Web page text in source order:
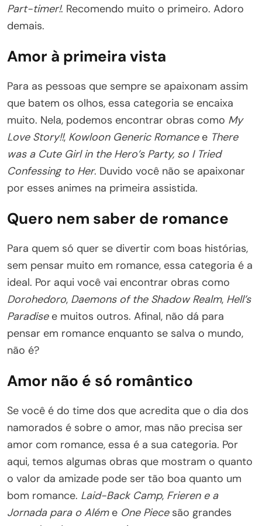
Part-timer!. Recomendo muito o primeiro. Adoro
demais.
Amor à primeira vista
Para as pessoas que sempre se apaixonam assim
que batem os olhos, essa categoria se encaixa
muito. Nela, podemos encontrar obras como My
Love Story!!, Kowloon Generic Romancee There
was a Cute Girl in the Hero’s Party, so I Tried
Confessing to Her. Duvido você não se apaixonar
por esses animes na primeira assistida.
Quero nem saber de romance
Para quem só quer se divertir com boas histórias,
sem pensar muito em romance, essa categoria é a
ideal. Por aqui você vai encontrar obras como
Dorohedoro, Daemons of the Shadow Realm, Hell’s
Paradisee muitos outros. Afinal, não dá para
pensar em romance enquanto se salva o mundo,
não é?
Amor não é só romântico
Se você é do time dos que acredita que o dia dos
namorados é sobre o amor, mas não precisa ser
amor com romance, essa é a sua categoria. Por
aqui, temos algumas obras que mostram o quanto
o valor da amizade pode ser tão boa quanto um
bom romance. Laid-Back Camp, Frieren e a
Jornada para o Aléme One Piecesão grandes